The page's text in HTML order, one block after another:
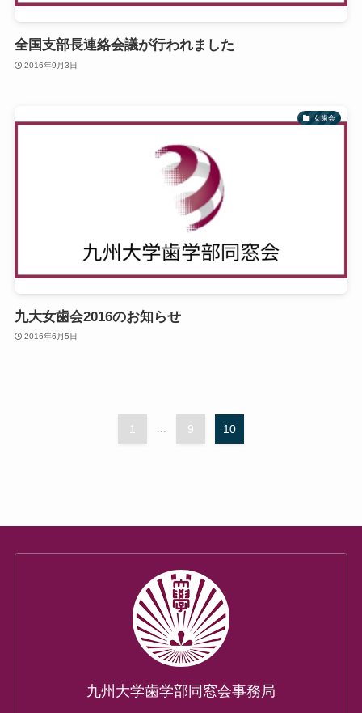
全国支部長連絡会議が行われました
2016年9月3日
女歯会
九大女歯会2016のお知らせ
2016年6月5日
1 9 10
九州大学歯学部同窓会事務局